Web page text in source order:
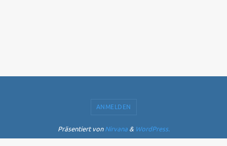
ANMELDEN
Präsentiert vonNirvana& WordPress.